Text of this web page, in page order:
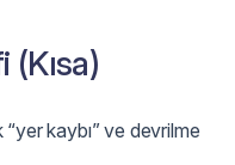
kaybı” ve devrilme